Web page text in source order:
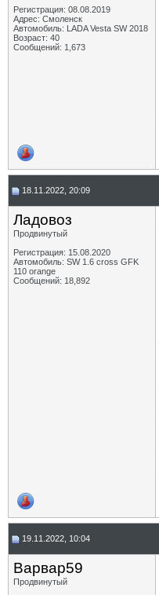
Регистрация: 08.08.2019
Адрес: Смоленск
Автомобиль: LADA Vesta SW 2018
Возраст: 40
Сообщений: 1,673
18.11.2022, 20:09
Ладовоз
Продвинутый
Регистрация: 15.08.2020
Автомобиль: SW 1.6 cross GFK
110 orange
Сообщений: 18,892
19.11.2022, 10:04
Варвар59
Продвинутый